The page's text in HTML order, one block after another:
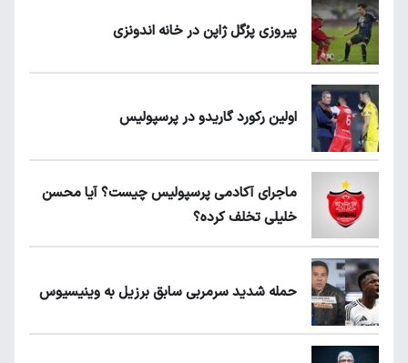
پیروزی پرُگل ژاپن در خانه اندونزی
اولین رکورد گاریدو در پرسپولیس
ماجرای آکادمی پرسپولیس چیست؟ آیا محسن
خلیلی تخلف کرده؟
حمله شدید سرمربی سابق برزیل به وینیسیوس